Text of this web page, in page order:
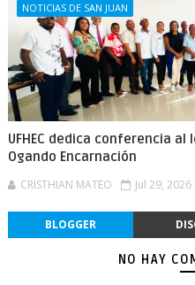
NOTICIAS DE SAN JUAN
UFHEC dedica conferencia
Ogando Encarnación
CRISTHIAN MATEO Jul 29, 2026
BLOGGER
NO HAY